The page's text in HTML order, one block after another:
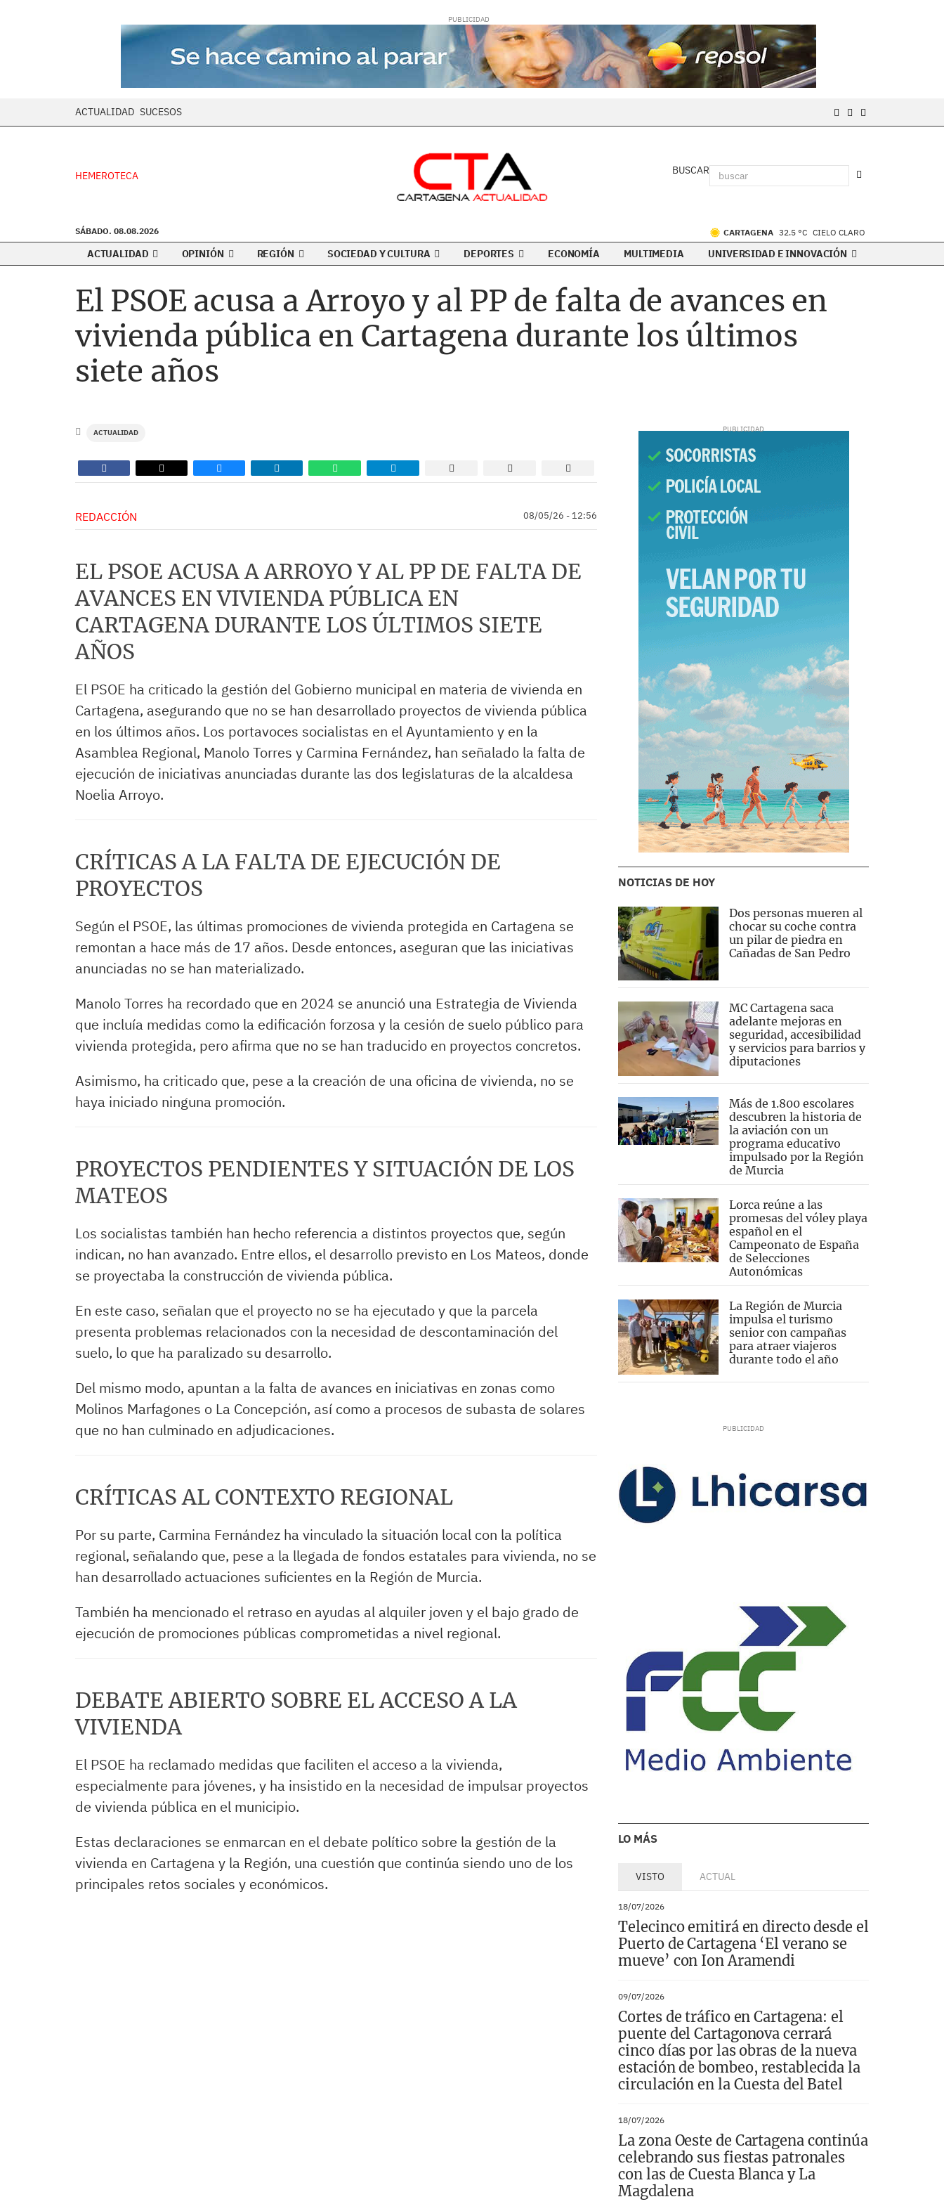
ACTUALIDAD SUCESOS
HEMEROTECA BUSCAR
SÁBADO. 08.08.2026 CARTAGENA 32.5 °C CIELO CLARO
ACTUALIDAD OPINIÓN REGIÓN SOCIEDAD Y CULTURA DEPORTES ECONOMÍA MULTIMEDIA UNIVERSIDAD E INNOVACIÓN
El PSOE acusa a Arroyo y al PP de falta de avances en
vivienda pública en Cartagena durante los últimos
siete años
ACTUALIDAD
REDACCIÓN 08/05/26 - 12:56
EL PSOE ACUSA A ARROYO Y AL PP DE FALTA DE
AVANCES EN VIVIENDA PÚBLICA EN
CARTAGENA DURANTE LOS ÚLTIMOS SIETE
AÑOS
El PSOE ha criticado la gestión del Gobierno municipal en materia de vivienda en
Cartagena, asegurando que no se han desarrollado proyectos de vivienda pública
en los últimos años. Los portavoces socialistas en el Ayuntamiento y en la
Asamblea Regional, Manolo Torres y Carmina Fernández, han señalado la falta de
ejecución de iniciativas anunciadas durante las dos legislaturas de la alcaldesa
Noelia Arroyo.
CRÍTICAS A LA FALTA DE EJECUCIÓN DE
PROYECTOS
Según el PSOE, las últimas promociones de vivienda protegida en Cartagena se
remontan a hace más de 17 años. Desde entonces, aseguran que las iniciativas
anunciadas no se han materializado.
Manolo Torres ha recordado que en 2024 se anunció una Estrategia de Vivienda
que incluía medidas como la edificación forzosa y la cesión de suelo público para
vivienda protegida, pero afirma que no se han traducido en proyectos concretos.
Asimismo, ha criticado que, pese a la creación de una oficina de vivienda, no se
haya iniciado ninguna promoción.
PROYECTOS PENDIENTES Y SITUACIÓN DE LOS
MATEOS
Los socialistas también han hecho referencia a distintos proyectos que, según
indican, no han avanzado. Entre ellos, el desarrollo previsto en Los Mateos, donde
se proyectaba la construcción de vivienda pública.
En este caso, señalan que el proyecto no se ha ejecutado y que la parcela
presenta problemas relacionados con la necesidad de descontaminación del
suelo, lo que ha paralizado su desarrollo.
Del mismo modo, apuntan a la falta de avances en iniciativas en zonas como
Molinos Marfagones o La Concepción, así como a procesos de subasta de solares
que no han culminado en adjudicaciones.
CRÍTICAS AL CONTEXTO REGIONAL
Por su parte, Carmina Fernández ha vinculado la situación local con la política
regional, señalando que, pese a la llegada de fondos estatales para vivienda, no se
han desarrollado actuaciones suficientes en la Región de Murcia.
También ha mencionado el retraso en ayudas al alquiler joven y el bajo grado de
ejecución de promociones públicas comprometidas a nivel regional.
DEBATE ABIERTO SOBRE EL ACCESO A LA
VIVIENDA
El PSOE ha reclamado medidas que faciliten el acceso a la vivienda,
especialmente para jóvenes, y ha insistido en la necesidad de impulsar proyectos
de vivienda pública en el municipio.
Estas declaraciones se enmarcan en el debate político sobre la gestión de la
vivienda en Cartagena y la Región, una cuestión que continúa siendo uno de los
principales retos sociales y económicos.
NOTICIAS DE HOY
Dos personas mueren al
chocar su coche contra
un pilar de piedra en
Cañadas de San Pedro
MC Cartagena saca
adelante mejoras en
seguridad, accesibilidad
y servicios para barrios y
diputaciones
Más de 1.800 escolares
descubren la historia de
la aviación con un
programa educativo
impulsado por la Región
de Murcia
Lorca reúne a las
promesas del vóley playa
español en el
Campeonato de España
de Selecciones
Autonómicas
La Región de Murcia
impulsa el turismo
senior con campañas
para atraer viajeros
durante todo el año
LO MÁS
VISTO ACTUAL
18/07/2026
Telecinco emitirá en directo desde el
Puerto de Cartagena ‘El verano se
mueve’ con Ion Aramendi
09/07/2026
Cortes de tráfico en Cartagena: el
puente del Cartagonova cerrará
cinco días por las obras de la nueva
estación de bombeo, restablecida la
circulación en la Cuesta del Batel
18/07/2026
La zona Oeste de Cartagena continúa
celebrando sus fiestas patronales
con las de Cuesta Blanca y La
Magdalena